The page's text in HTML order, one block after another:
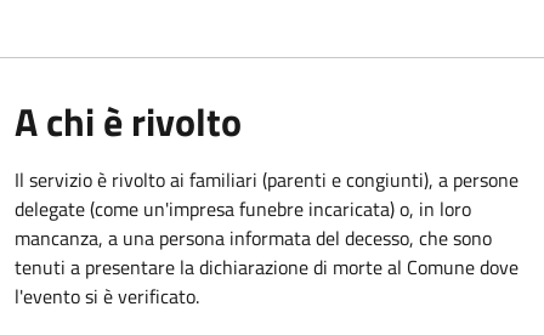
A chi è rivolto
Il servizio è rivolto ai familiari (parenti e congiunti), a persone
delegate (come un'impresa funebre incaricata) o, in loro
mancanza, a una persona informata del decesso, che sono
tenuti a presentare la dichiarazione di morte al Comune dove
l'evento si è verificato.